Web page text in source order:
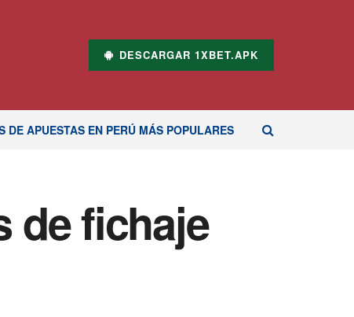
DESCARGAR 1XBET.APK
DE APUESTAS EN PERÚ MÁS POPULARES
de fichaje